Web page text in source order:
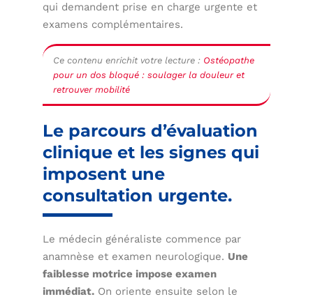
qui demandent prise en charge urgente et
examens complémentaires.
Ce contenu enrichit votre lecture : Ostéopathe
pour un dos bloqué : soulager la douleur et
retrouver mobilité
Le parcours d’évaluation
clinique et les signes qui
imposent une
consultation urgente.
Le médecin généraliste commence par
anamnèse et examen neurologique. Une
faiblesse motrice impose examen
immédiat. On oriente ensuite selon le